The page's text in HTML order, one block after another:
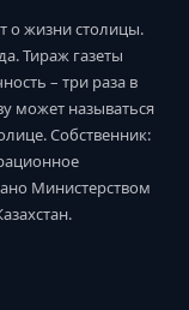
о жизни столицы.
Тираж газеты
– три раза в
может называться
Собственник:
Министерством